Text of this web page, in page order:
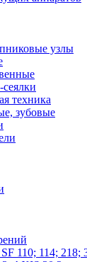
узлы
техника
зубовые
110; 114; 218;